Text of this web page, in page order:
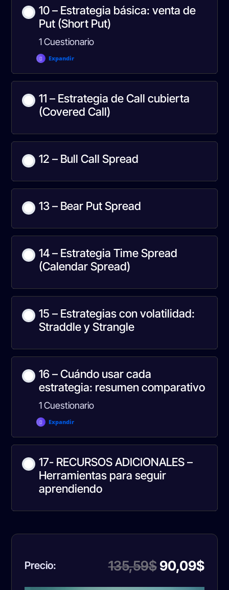
10 – Estrategia básica: venta de
Put (Short Put)
1 Cuestionario
Expandir
Curso 1 -Test 3
11 – Estrategia de Call cubierta
(Covered Call)
12 – Bull Call Spread
13 – Bear Put Spread
14 – Estrategia Time Spread
(Calendar Spread)
15 – Estrategias con volatilidad:
Straddle y Strangle
16 – Cuándo usar cada
estrategia: resumen comparativo
1 Cuestionario
Expandir
Curso 1 -Test Final
17- RECURSOS ADICIONALES –
Herramientas para seguir
aprendiendo
Precio: 135,59$ El
precio
90,09$El